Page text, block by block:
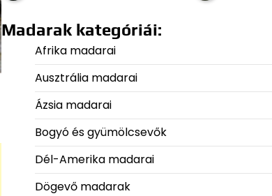
Madarak kategóriái:
Afrika madarai
Ausztrália madarai
Ázsia madarai
Bogyó és gyümölcsevők
Dél-Amerika madarai
Dögevő madarak